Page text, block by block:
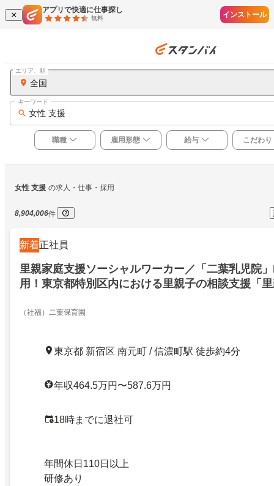
アプリで快適に仕事探し
無料 インストール
全国
エリア、駅
女性 支援
キーワード
職種 雇用形態 給与 こだわり
女性 支援 の求人・仕事・採用
8,904,006件
新着正社員
里親家庭支援ソーシャルワーカー／「二葉乳児院
用！東京都特別区内における里親子の相談支援「
（社福）二葉保育園
東京都 新宿区 南元町 / 信濃町駅 徒歩約4分
年収464.5万円〜587.6万円
18時までに退社可
年間休日110日以上
研修あり